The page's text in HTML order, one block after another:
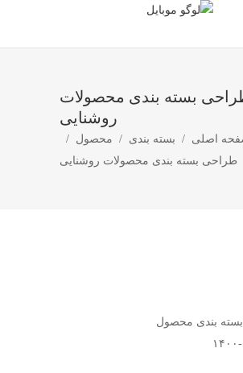
بسته بندی محصولات
روشنایی
اصلی / بسته بندی / محصول /
طراحی بسته بندی محصولات روشنایی
بسته بندی محصول
۰۲